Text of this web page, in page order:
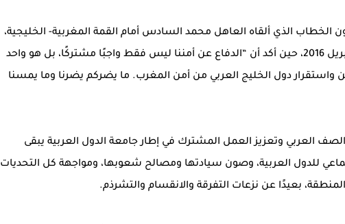
الخطاب الذي ألقاه العاهل محمد السادس أمام القمة المغربية- الخليجية،
التي انعقدت بتاريخ 20 نيسان/ أبريل 2016، حين أكد أن “الدفاع عن أمننا ليس فقط واجبًا مشتركًا، بل هو واحد
واستقرار دول الخليج العربي من أمن المغرب. ما يضركم يضرنا وما يمسنا
العربي وتعزيز العمل المشترك في إطار جامعة الدول العربية يبقى
للدول العربية، وصون سيادتها ومصالح شعوبها، ومواجهة كل التحديات
بعيدًا عن نزعات التفرقة والانقسام والتشرذم.